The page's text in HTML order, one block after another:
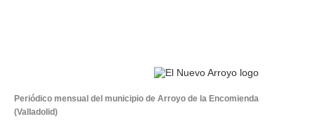
Periódico mensual del municipio de Arroyo de la Encomienda
(Valladolid)